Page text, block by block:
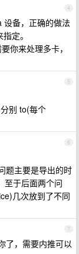
4
设备，正确的做法
定。
你来处理多卡，
5
别 to(每个
6
题主要是导出的时
至于后面两个问
几次放到了不同
7
了，需要内推可以